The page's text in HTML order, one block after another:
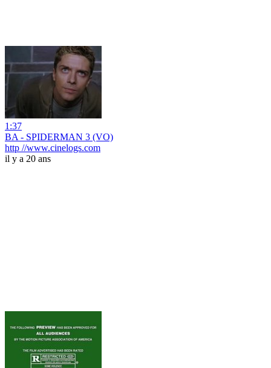
1:37
BA - SPIDERMAN 3 (VO)
http //www.cinelogs.com
il y a 20 ans